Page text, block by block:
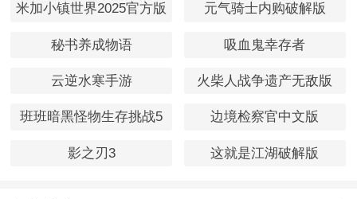
米加小镇世界2025官方版 元气骑士内购破解版
秘书养成物语 吸血鬼幸存者
云逆水寒手游 火柴人战争遗产无敌版
班班暗黑怪物生存挑战5 边境检察官中文版
影之刃3 这就是江湖破解版